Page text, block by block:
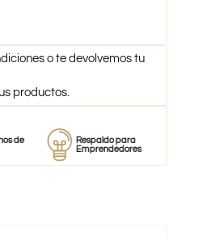
o te devolvemos tu
productos.
Respaldo para
Emprendedores